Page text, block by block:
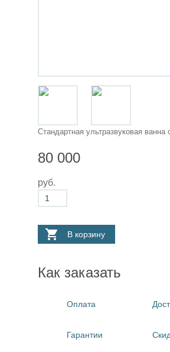
Стандартная ультразвуковая ванна
80 000
руб.
В корзину
Как заказать
Оплата
Гарантии